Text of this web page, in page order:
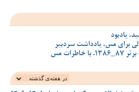
یادبود
برای مس، یادداشت سردبیر
مس